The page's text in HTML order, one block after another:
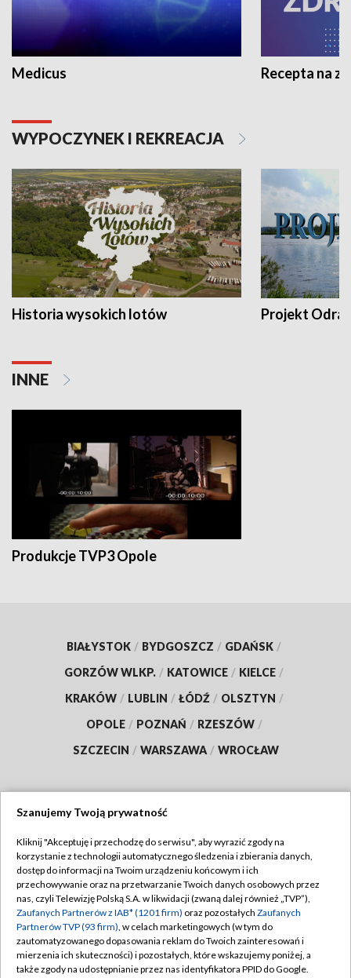
Medicus Recepta na
WYPOCZYNEK I REKREACJA
Historia wysokich lotów Projekt Odra
INNE
Produkcje TVP3 Opole
BIAŁYSTOK / BYDGOSZCZ / GDAŃSK /
GORZÓW WLKP. / KATOWICE / KIELCE /
KRAKÓW / LUBLIN / ŁÓDŹ / OLSZTYN /
OPOLE / POZNAŃ / RZESZÓW /
SZCZECIN / WARSZAWA / WROCŁAW
TVP
Abonament TVP
Emisja w TVP
Centrum informacji TVP
Naziemna Telewizja Cyfrowa
Regulamin TVP
Polityka prywatności
Moje zgody
Pomoc
Szanujemy Twoją prywatność
Kliknij "Akceptuję i przechodzę do serwisu", aby wyrazić zgody na
korzystanie z technologii automatycznego śledzenia i zbierania danych,
dostęp do informacji na Twoim urządzeniu końcowym i ich
przechowywanie oraz na przetwarzanie Twoich danych osobowych przez
nas, czyli Telewizję Polską S.A. w likwidacji (zwaną dalej również „TVP”),
Zaufanych Partnerów z IAB* (1201 firm) oraz pozostałych Zaufanych
Partnerów TVP (93 firm), w celach marketingowych (w tym do
zautomatyzowanego dopasowania reklam do Twoich zainteresowań i
mierzenia ich skuteczności) i pozostałych, które wskazujemy poniżej, a
także zgody na udostępnianie przez nas identyfikatora PPID do Google.